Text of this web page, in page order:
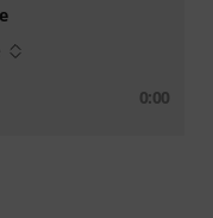
0:00